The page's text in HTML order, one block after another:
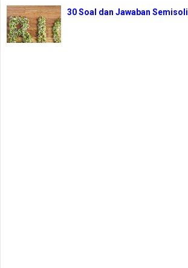
30 Soal dan Jawaban